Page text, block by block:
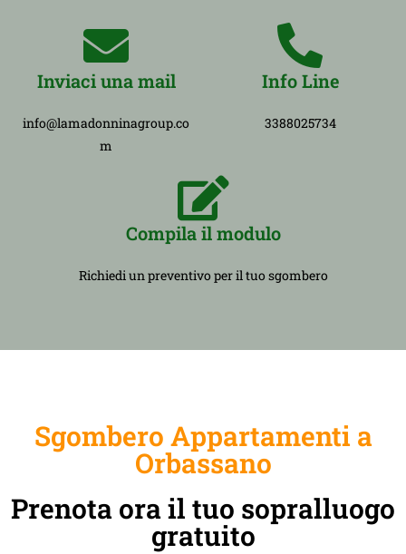
Inviaci una mail
info@lamadonninagroup.co
m
Info Line
3388025734
Compila il modulo
Richiedi un preventivo per il tuo sgombero
Sgombero Appartamenti a
Orbassano
Prenota ora il tuo sopralluogo
gratuito